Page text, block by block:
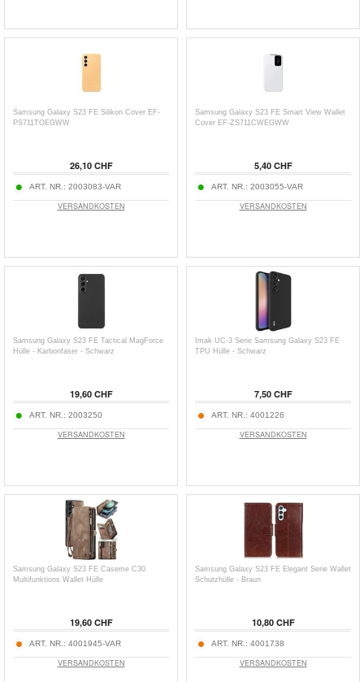
Samsung Galaxy S23 FE Silikon Cover EF-
PS711TOEGWW
26,10 CHF
ART. NR.: 2003083-VAR
VERSANDKOSTEN
Samsung Galaxy S23 FE Smart View Wallet
Cover EF-ZS711CWEGWW
5,40 CHF
ART. NR.: 2003055-VAR
VERSANDKOSTEN
Samsung Galaxy S23 FE Tactical MagForce
Hülle - Karbonfaser - Schwarz
19,60 CHF
ART. NR.: 2003250
VERSANDKOSTEN
Imak UC-3 Serie Samsung Galaxy S23 FE
TPU Hülle - Schwarz
7,50 CHF
ART. NR.: 4001226
VERSANDKOSTEN
Samsung Galaxy S23 FE Caseme C30
Multifunktions Wallet Hülle
19,60 CHF
ART. NR.: 4001945-VAR
VERSANDKOSTEN
Samsung Galaxy S23 FE Elegant Serie Wallet
Schutzhülle - Braun
10,80 CHF
ART. NR.: 4001738
VERSANDKOSTEN